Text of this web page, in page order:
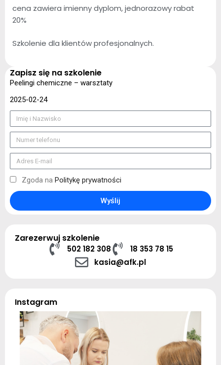
cena zawiera imienny dyplom, jednorazowy rabat
20%
Szkolenie dla klientów profesjonalnych.
Zapisz się na szkolenie
Peelingi chemiczne – warsztaty
2025-02-24
Zgoda na Politykę prywatności
Wyślij
Zarezerwuj szkolenie
502 182 308
18 353 78 15
kasia@afk.pl
Instagram